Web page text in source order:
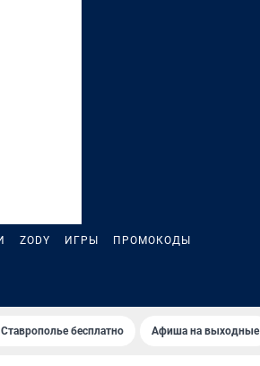
ZODY ИГРЫ ПРОМОКОДЫ
бесплатно Афиша на выходные